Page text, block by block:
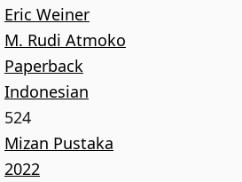
Eric Weiner
M. Rudi Atmoko
Paperback
Indonesian
524
Mizan Pustaka
2022